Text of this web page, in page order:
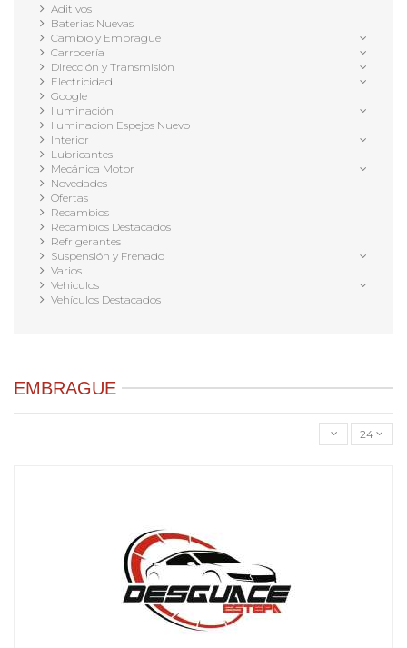
Aditivos
Baterias Nuevas
Cambio y Embrague
Carrocería
Dirección y Transmisión
Electricidad
Google
Iluminación
Iluminacion Espejos Nuevo
Interior
Lubricantes
Mecánica Motor
Novedades
Ofertas
Recambios
Recambios Destacados
Refrigerantes
Suspensión y Frenado
Varios
Vehiculos
Vehículos Destacados
EMBRAGUE
24